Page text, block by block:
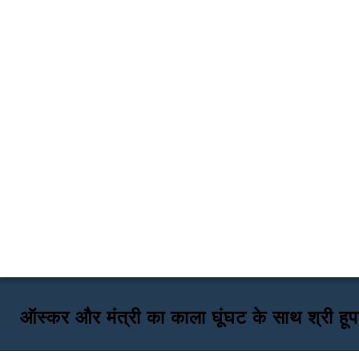
ऑस्कर और मंत्री का काला घूंघट के साथ श्री